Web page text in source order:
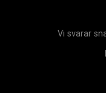
Vi svarar